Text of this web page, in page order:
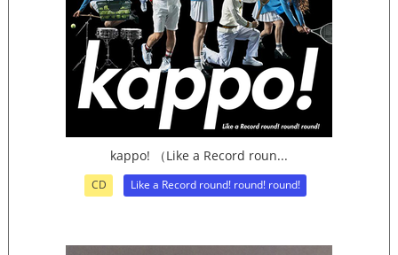
kappo! （Like a Record roun...
CD Like a Record round! round! round!